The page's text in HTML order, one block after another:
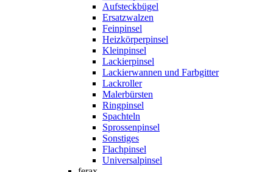
Aufsteckbügel
Ersatzwalzen
Feinpinsel
Heizkörperpinsel
Kleinpinsel
Lackierpinsel
Lackierwannen und Farbgitter
Lackroller
Malerbürsten
Ringpinsel
Spachteln
Sprossenpinsel
Sonstiges
Flachpinsel
Universalpinsel